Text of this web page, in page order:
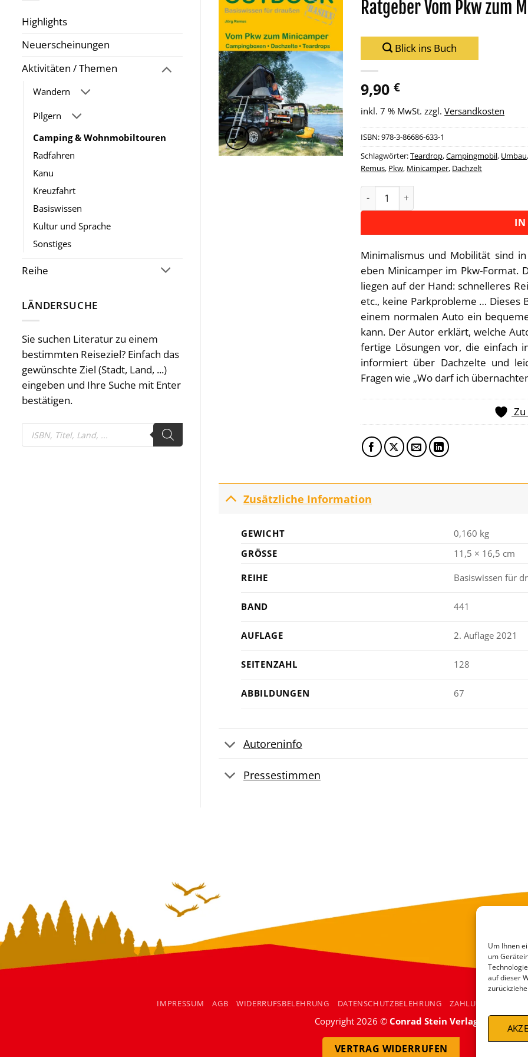
Um Ihnen
um
auf dieser
Highlights
Neuerscheinungen
Aktivitäten / Themen
Wandern
Pilgern
Camping & Wohnmobiltouren
Radfahren
Kanu
Kreuzfahrt
Basiswissen
Kultur und Sprache
Sonstiges
Reihe
LÄNDERSUCHE
Sie suchen Literatur zu einem
bestimmten Reiseziel? Einfach das
gewünschte Ziel (Stadt, Land, ...)
eingeben und Ihre Suche mit Enter
bestätigen.
Products
search
Zu
Wunschliste
hinzufügen
Ratgeber Vom Pkw zum
Blick ins Buch
9,90€
inkl. 7 % MwSt. zzgl.Versandkosten
ISBN:978-3-86686-633-1
Schlagwörter:Teardrop,Campingmobil, Umbau
Remus, Pkw, Minicamper, Dachzelt
Ratgeber Vom Pkw zum Minicamper
IN
Alternative:
‌Minimalismus und Mobilität sind
eben Minicamper im Pkw-Format.
liegen auf der Hand: schnelleres
etc., keine Parkprobleme … Dieses
einem normalen Auto ein
kann. Der Autor erklärt, welche
fertige Lösungen vor, die einfach
informiert über Dachzelte und
Fragen wie „Wo darf ich
Zusätzliche Information
GEWICHT
0,160 kg
GRÖSSE
11,5 × 16,5 cm
REIHE Basiswissen für
BAND 441
AUFLAGE 2. Auflage 2021
SEITENZAHL 128
ABBILDUNGEN 67
Autoreninfo
Pressestimmen
IMPRESSUM AGB WIDERRUFSBELEHRUNG DATENSCHUTZBELEHRUNG ZAHLUNGSARTEN
Copyright 2026 © Conrad Stein Verlag
VERTRAG WIDERRUFEN